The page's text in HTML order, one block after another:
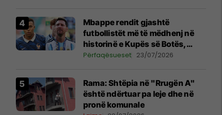
Mbappe rendit gjashtë
futbollistët më të mëdhenj në
historinë e Kupës së Botës,
Messi mbetet i dyti
Përfaqësueset 23/07/2026
Rama: Shtëpia në "Rrugën A"
është ndërtuar pa leje dhe në
pronë komunale